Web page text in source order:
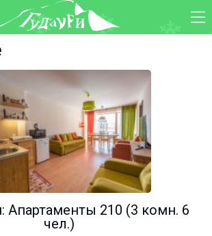
Апартаменты 210 (3 комн. 6
чел.)
WEBCAM
ТРАНСФЕР